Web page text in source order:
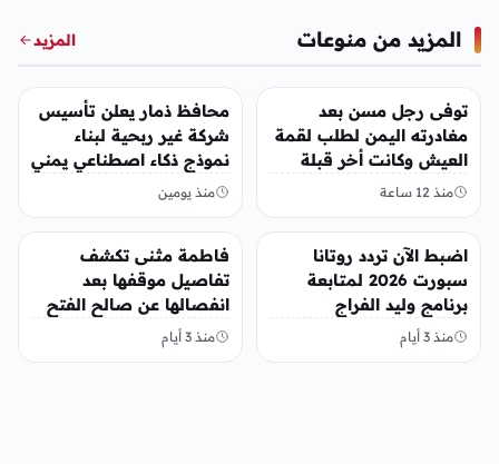
المزيد من منوعات المزيد
منوعات
توفى رجل مسن بعد
مغادرته اليمن لطلب لقمة
العيش وكانت أخر قبلة
يقدمها لإبنته
منذ 12 ساعة
منوعات
محافظ ذمار يعلن تأسيس
شركة غير ربحية لبناء
نموذج ذكاء اصطناعي يمني
منذ يومين
منوعات
اضبط الآن تردد روتانا
سبورت 2026 لمتابعة
برنامج وليد الفراج
منذ 3 أيام
منوعات
فاطمة مثنى تكشف
تفاصيل موقفها بعد
انفصالها عن صالح الفتح
منذ 3 أيام